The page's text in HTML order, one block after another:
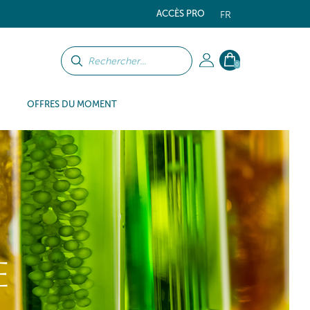
FR
ACCÈS PRO
0
OFFRES DU MOMENT